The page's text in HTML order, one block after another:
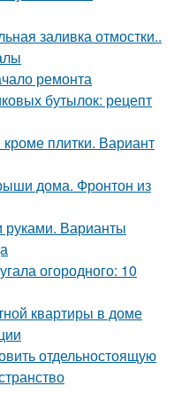
заливка отмостки..
ремонта
бутылок: рецепт
плитки. Вариант
дома. Фронтон из
Варианты
огородного: 10
квартиры в доме
отдельностоящую